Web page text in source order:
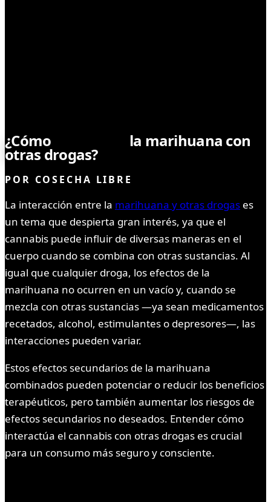
¿Cómo la marihuana con
otras drogas?
POR COSECHA LIBRE
La interacción entre la marihuana y otras drogas es
un tema que despierta gran interés, ya que el
cannabis puede influir de diversas maneras en el
cuerpo cuando se combina con otras sustancias. Al
igual que cualquier droga, los efectos de la
marihuana no ocurren en un vacío y, cuando se
mezcla con otras sustancias —ya sean medicamentos
recetados, alcohol, estimulantes o depresores—, las
interacciones pueden variar.
Estos efectos secundarios de la marihuana
combinados pueden potenciar o reducir los beneficios
terapéuticos, pero también aumentar los riesgos de
efectos secundarios no deseados. Entender cómo
interactúa el cannabis con otras drogas es crucial
para un consumo más seguro y consciente.